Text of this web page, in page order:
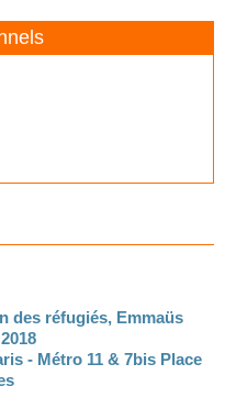
des réfugiés, Emmaüs
- Métro 11 & 7bis Place